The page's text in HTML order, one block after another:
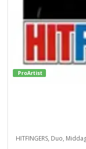
ProArtist
HITFINGERS, Duo,